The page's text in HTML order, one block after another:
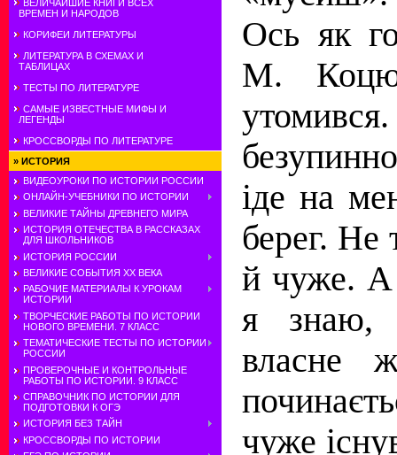
ВЕЛИЧАЙШИЕ КНИГИ ВСЕХ
ВРЕМЕН И НАРОДОВ
КОРИФЕИ ЛИТЕРАТУРЫ
ЛИТЕРАТУРА В СХЕМАХ И
ТАБЛИЦАХ
ТЕСТЫ ПО ЛИТЕРАТУРЕ
САМЫЕ ИЗВЕСТНЫЕ МИФЫ И
ЛЕГЕНДЫ
КРОССВОРДЫ ПО ЛИТЕРАТУРЕ
» ИСТОРИЯ
ВИДЕОУРОКИ ПО ИСТОРИИ РОССИИ
ОНЛАЙН-УЧЕБНИКИ ПО ИСТОРИИ
ВЕЛИКИЕ ТАЙНЫ ДРЕВНЕГО МИРА
ИСТОРИЯ ОТЕЧЕСТВА В РАССКАЗАХ
ДЛЯ ШКОЛЬНИКОВ
ИСТОРИЯ РОССИИ
ВЕЛИКИЕ СОБЫТИЯ ХХ ВЕКА
РАБОЧИЕ МАТЕРИАЛЫ К УРОКАМ
ИСТОРИИ
ТВОРЧЕСКИЕ РАБОТЫ ПО ИСТОРИИ
НОВОГО ВРЕМЕНИ. 7 КЛАСС
ТЕМАТИЧЕСКИЕ ТЕСТЫ ПО ИСТОРИИ
РОССИИ
ПРОВЕРОЧНЫЕ И КОНТРОЛЬНЫЕ
РАБОТЫ ПО ИСТОРИИ. 9 КЛАСС
СПРАВОЧНИК ПО ИСТОРИИ ДЛЯ
ПОДГОТОВКИ К ОГЭ
ИСТОРИЯ БЕЗ ТАЙН
КРОССВОРДЫ ПО ИСТОРИИ
Ось як
М.
іде на
берег. Не
й чуже. А
я знаю,
власне
чуже